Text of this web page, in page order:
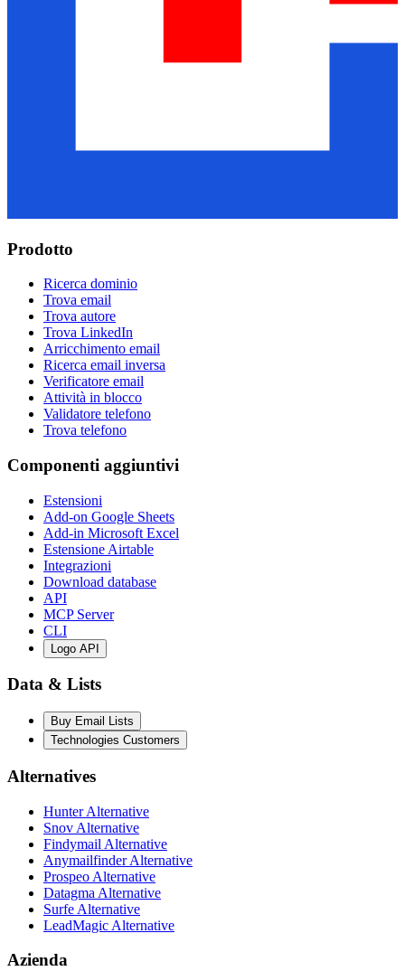
Prodotto
Ricerca dominio
Trova email
Trova autore
Trova LinkedIn
Arricchimento email
Ricerca email inversa
Verificatore email
Attività in blocco
Validatore telefono
Trova telefono
Componenti aggiuntivi
Estensioni
Add-on Google Sheets
Add-in Microsoft Excel
Estensione Airtable
Integrazioni
Download database
API
MCP Server
CLI
Logo API
Data & Lists
Buy Email Lists
Technologies Customers
Alternatives
Hunter Alternative
Snov Alternative
Findymail Alternative
Anymailfinder Alternative
Prospeo Alternative
Datagma Alternative
Surfe Alternative
LeadMagic Alternative
Azienda